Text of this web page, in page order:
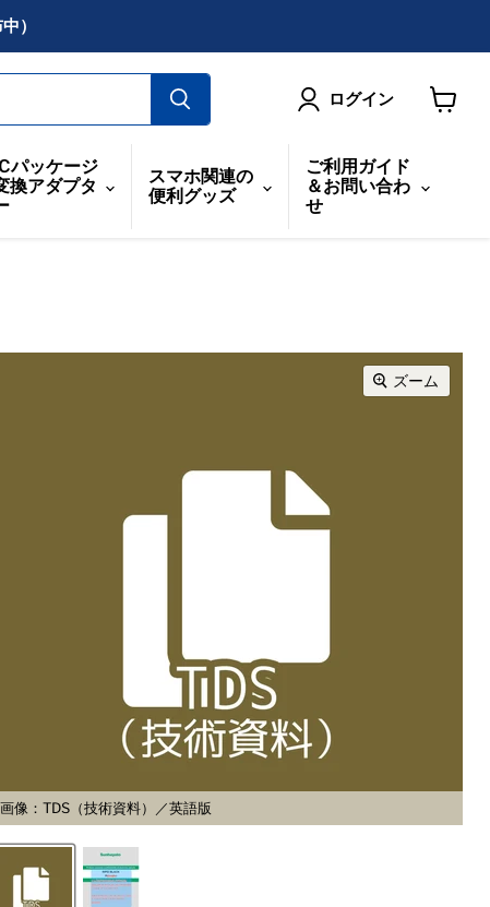
）
ログイン
パッケージ
換アダプタ
スマホ関連の
便利グッズ
ご利用ガイド
＆お問い合わ
せ
画像：TDS（技術資料）／英語版
ズーム